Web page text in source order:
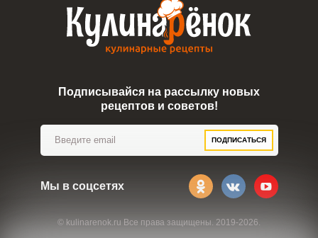
© kulinarenok.ru Все права защищены. 2019-2026.
Подписывайся на рассылку новых
рецептов и советов!
ПОДПИСАТЬСЯ
Мы в соцсетях